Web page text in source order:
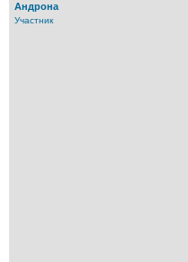
Андрона
Участник